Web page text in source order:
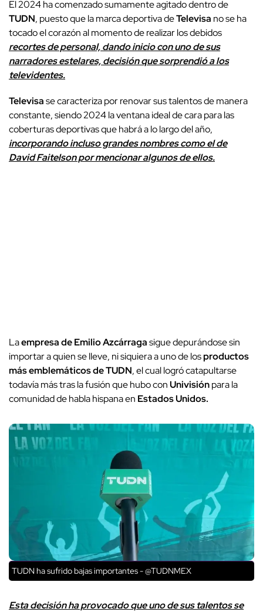
El 2024 ha comenzado sumamente agitado dentro de
TUDN, puesto que la marca deportiva deTelevisa no se ha
tocado el corazón al momento de realizar los debidos
recortes de personal, dando inicio con uno de sus
narradores estelares, decisión que sorprendió a los
televidentes.
Televisase caracteriza por renovar sus talentos de manera
constante, siendo 2024 la ventana ideal de cara para las
coberturas deportivas que habrá a lo largo del año,
incorporando incluso grandes nombres como el de
David Faitelson por mencionar algunos de ellos.
Laempresa de Emilio Azcárragasigue depurándose sin
importar a quien se lleve, ni siquiera a uno de losproductos
más emblemáticos de TUDN, el cual logró catapultarse
todavía más tras la fusión que hubo conUnivisiónpara la
comunidad de habla hispana en Estados Unidos.
TUDN ha sufrido bajas importantes - @TUDNMEX
Esta decisión ha provocado que uno de sus talentos se